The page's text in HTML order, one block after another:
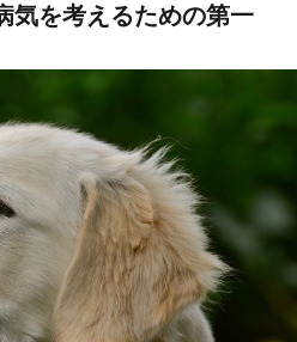
を考えるための第一